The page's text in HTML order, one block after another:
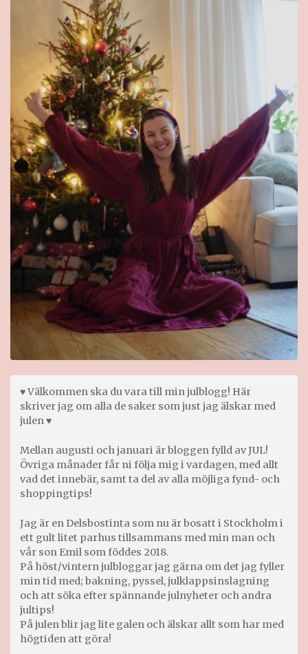
♥ Välkommen ska du vara till min julblogg! Här
skriver jag om alla de saker som just jag älskar med
julen ♥
Mellan augusti och januari är bloggen fylld av JUL!
Övriga månader får ni följa mig i vardagen, med allt
vad det innebär, samt ta del av alla möjliga fynd- och
shoppingtips!
Jag är en Delsbostinta som nu är bosatt i Stockholm i
ett gult litet parhus tillsammans med min man och
vår son Emil som föddes 2018.
På höst/vintern julbloggar jag gärna om det jag fyller
min tid med; bakning, pyssel, julklappsinslagning
och att söka efter spännande julnyheter och andra
jultips!
På julen blir jag lite galen och älskar allt som har med
högtiden att göra!